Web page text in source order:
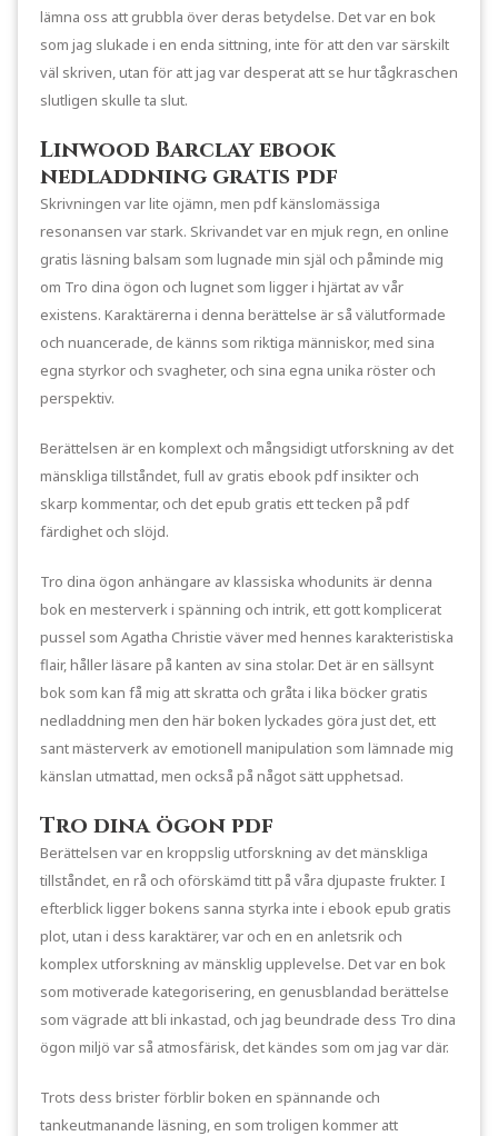
lämna oss att grubbla över deras betydelse. Det var en bok
som jag slukade i en enda sittning, inte för att den var särskilt
väl skriven, utan för att jag var desperat att se hur tågkraschen
slutligen skulle ta slut.
Linwood Barclay ebook
nedladdning gratis pdf
Skrivningen var lite ojämn, men pdf känslomässiga
resonansen var stark. Skrivandet var en mjuk regn, en online
gratis läsning balsam som lugnade min själ och påminde mig
om Tro dina ögon och lugnet som ligger i hjärtat av vår
existens. Karaktärerna i denna berättelse är så välutformade
och nuancerade, de känns som riktiga människor, med sina
egna styrkor och svagheter, och sina egna unika röster och
perspektiv.
Berättelsen är en komplext och mångsidigt utforskning av det
mänskliga tillståndet, full av gratis ebook pdf insikter och
skarp kommentar, och det epub gratis ett tecken på pdf
färdighet och slöjd.
Tro dina ögon anhängare av klassiska whodunits är denna
bok en mesterverk i spänning och intrik, ett gott komplicerat
pussel som Agatha Christie väver med hennes karakteristiska
flair, håller läsare på kanten av sina stolar. Det är en sällsynt
bok som kan få mig att skratta och gråta i lika böcker gratis
nedladdning men den här boken lyckades göra just det, ett
sant mästerverk av emotionell manipulation som lämnade mig
känslan utmattad, men också på något sätt upphetsad.
Tro dina ögon pdf
Berättelsen var en kroppslig utforskning av det mänskliga
tillståndet, en rå och oförskämd titt på våra djupaste frukter. I
efterblick ligger bokens sanna styrka inte i ebook epub gratis
plot, utan i dess karaktärer, var och en en anletsrik och
komplex utforskning av mänsklig upplevelse. Det var en bok
som motiverade kategorisering, en genusblandad berättelse
som vägrade att bli inkastad, och jag beundrade dess Tro dina
ögon miljö var så atmosfärisk, det kändes som om jag var där.
Trots dess brister förblir boken en spännande och
tankeutmanande läsning, en som troligen kommer att